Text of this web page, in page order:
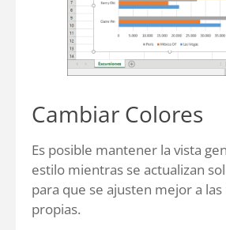
Cambiar Colores
Es posible mantener la vista
estilo mientras se actualizan
para que se ajusten mejor a
propias.